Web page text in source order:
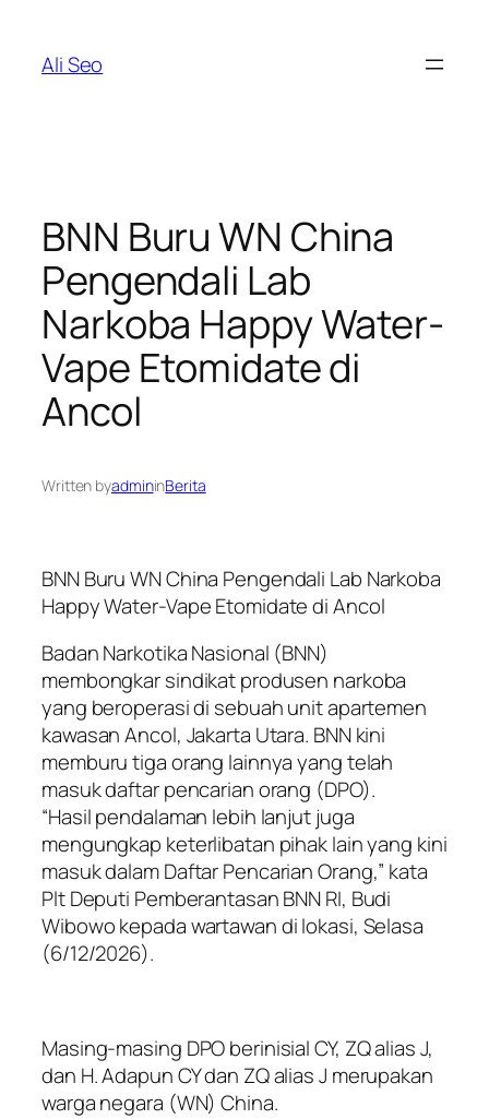
content
Ali Seo
BNN Buru WN China
Pengendali Lab
Narkoba Happy Water-
Vape Etomidate di
Ancol
Written byadmininBerita
BNN Buru WN China Pengendali Lab Narkoba
Happy Water-Vape Etomidate di Ancol
Badan Narkotika Nasional (BNN)
membongkar sindikat produsen narkoba
yang beroperasi di sebuah unit apartemen
kawasan Ancol, Jakarta Utara. BNN kini
memburu tiga orang lainnya yang telah
masuk daftar pencarian orang (DPO).
“Hasil pendalaman lebih lanjut juga
mengungkap keterlibatan pihak lain yang kini
masuk dalam Daftar Pencarian Orang,” kata
Plt Deputi Pemberantasan BNN RI, Budi
Wibowo kepada wartawan di lokasi, Selasa
(6/12/2026).
Masing-masing DPO berinisial CY, ZQ alias J,
dan H. Adapun CY dan ZQ alias J merupakan
warga negara (WN) China.